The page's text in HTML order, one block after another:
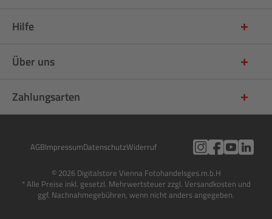
Hilfe
Über uns
Zahlungsarten
AGBImpressumDatenschutzWiderruf
© 2026 Digitalstore Vienna Fotohandelsges.m.b.H
* Alle Preise inkl. gesetzl. Mehrwertsteuer zzgl. Versandkosten und
ggf. Nachnahmegebühren, wenn nicht anders angegeben.